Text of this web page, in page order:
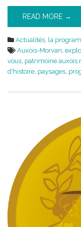
READ MORE →
Actualités, la
Auxois-Morvan,
vous, patrimoine auxois
d'histoire, paysages,